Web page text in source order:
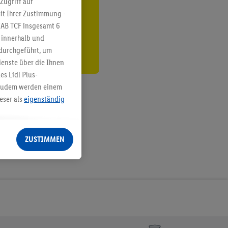
Ihrer Zustimmung -
TCF insgesamt 6
und
um
über die Ihnen
Lidl Plus-
werden einem
als eigenständig
Lidl-Dienste, Ihr
- sowie Ihre
Speichern von
technischen
ZUSTIMMEN